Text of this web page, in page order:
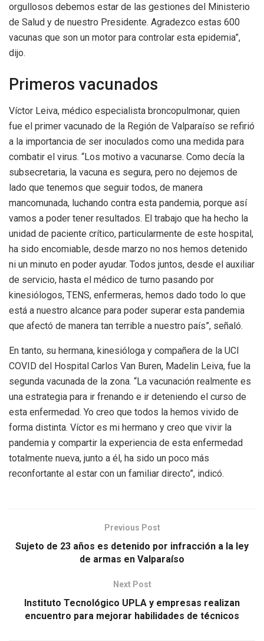
orgullosos debemos estar de las gestiones del Ministerio
de Salud y de nuestro Presidente. Agradezco estas 600
vacunas que son un motor para controlar esta epidemia”,
dijo.
Primeros vacunados
Víctor Leiva, médico especialista broncopulmonar, quien
fue el primer vacunado de la Región de Valparaíso se refirió
a la importancia de ser inoculados como una medida para
combatir el virus. “Los motivo a vacunarse. Como decía la
subsecretaria, la vacuna es segura, pero no dejemos de
lado que tenemos que seguir todos, de manera
mancomunada, luchando contra esta pandemia, porque así
vamos a poder tener resultados. El trabajo que ha hecho la
unidad de paciente crítico, particularmente de este hospital,
ha sido encomiable, desde marzo no nos hemos detenido
ni un minuto en poder ayudar. Todos juntos, desde el auxiliar
de servicio, hasta el médico de turno pasando por
kinesiólogos, TENS, enfermeras, hemos dado todo lo que
está a nuestro alcance para poder superar esta pandemia
que afectó de manera tan terrible a nuestro país”, señaló.
En tanto, su hermana, kinesióloga y compañera de la UCI
COVID del Hospital Carlos Van Buren, Madelin Leiva, fue la
segunda vacunada de la zona. “La vacunación realmente es
una estrategia para ir frenando e ir deteniendo el curso de
esta enfermedad. Yo creo que todos la hemos vivido de
forma distinta. Víctor es mi hermano y creo que vivir la
pandemia y compartir la experiencia de esta enfermedad
totalmente nueva, junto a él, ha sido un poco más
reconfortante al estar con un familiar directo”, indicó.
Previous Post
Sujeto de 23 años es detenido por infracción a la ley
de armas en Valparaíso
Next Post
Instituto Tecnológico UPLA y empresas realizan
encuentro para mejorar habilidades de técnicos